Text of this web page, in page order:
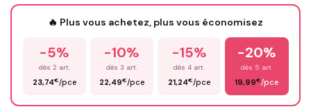
Prénom*
🔥 Plus vous achetez, plus vous économisez
-5%
dès 2 art.
23,74€/pce
-10%
dès 3 art.
22,49€/pce
-15%
dès 4 art.
21,24€/pce
-20%
dès 5 art.
19,99€/pce